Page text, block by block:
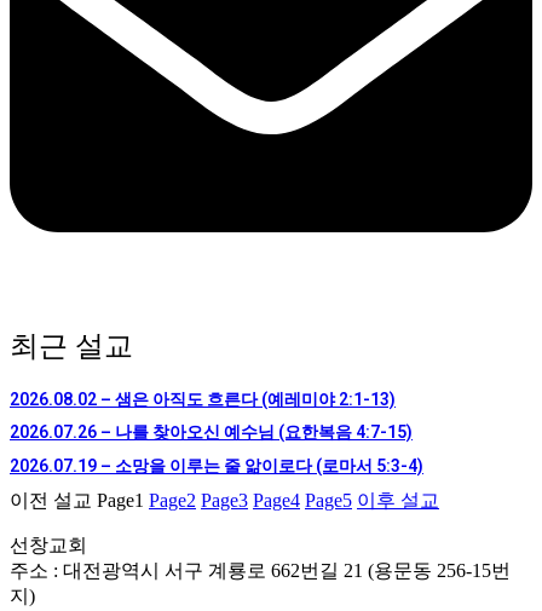
최근 설교
2026.08.02 – 샘은 아직도 흐른다 (예레미야 2:1-13)
2026.07.26 – 나를 찾아오신 예수님 (요한복음 4:7-15)
2026.07.19 – 소망을 이루는 줄 앎이로다 (로마서 5:3-4)
이전 설교 Page1 Page2 Page3 Page4 Page5 이후 설교
선창교회
주소 : 대전광역시 서구 계룡로 662번길 21 (용문동 256-15번
지)